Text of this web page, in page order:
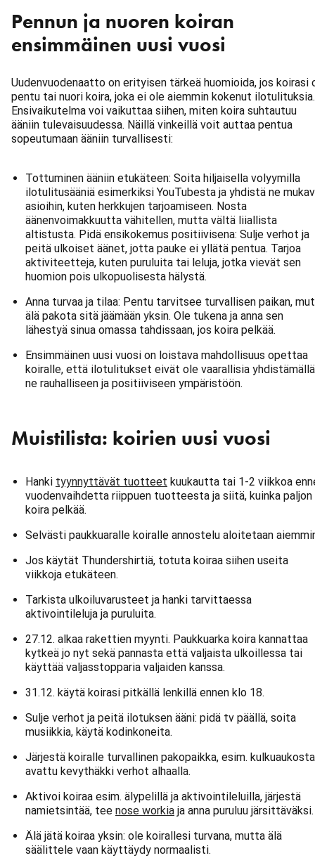
Pennun ja nuoren koiran
ensimmäinen uusi vuosi
Uudenvuodenaatto on erityisen tärkeä huomioida, jos koirasi
pentu tai nuori koira, joka ei ole aiemmin kokenut ilotulituksia.
Ensivaikutelma voi vaikuttaa siihen, miten koira suhtautuu
ääniin tulevaisuudessa. Näillä vinkeillä voit auttaa pentua
sopeutumaan ääniin turvallisesti:
Tottuminen ääniin etukäteen: Soita hiljaisella volyymilla
ilotulitusääniä esimerkiksi YouTubesta ja yhdistä ne
asioihin, kuten herkkujen tarjoamiseen. Nosta
äänenvoimakkuutta vähitellen, mutta vältä liiallista
altistusta. Pidä ensikokemus positiivisena: Sulje verhot ja
peitä ulkoiset äänet, jotta pauke ei yllätä pentua. Tarjoa
aktiviteetteja, kuten puruluita tai leluja, jotka vievät sen
huomion pois ulkopuolisesta hälystä.
Anna turvaa ja tilaa: Pentu tarvitsee turvallisen paikan,
älä pakota sitä jäämään yksin. Ole tukena ja anna sen
lähestyä sinua omassa tahdissaan, jos koira pelkää.
Ensimmäinen uusi vuosi on loistava mahdollisuus opettaa
koiralle, että ilotulitukset eivät ole vaarallisia yhdistämällä
ne rauhalliseen ja positiiviseen ympäristöön.
Muistilista: koirien uusi vuosi
Hanki tyynnyttävät tuotteet kuukautta tai 1-2 viikkoa
vuodenvaihdetta riippuen tuotteesta ja siitä, kuinka paljon
koira pelkää.
Selvästi paukkuaralle koiralle annostelu aloitetaan
Jos käytät Thundershirtiä, totuta koiraa siihen useita
viikkoja etukäteen.
Tarkista ulkoiluvarusteet ja hanki tarvittaessa
aktivointileluja ja puruluita.
27.12. alkaa rakettien myynti. Paukkuarka koira kannattaa
kytkeä jo nyt sekä pannasta että valjaista ulkoillessa tai
käyttää valjasstopparia valjaiden kanssa.
31.12. käytä koirasi pitkällä lenkillä ennen klo 18.
Sulje verhot ja peitä ilotuksen ääni: pidä tv päällä, soita
musiikkia, käytä kodinkoneita.
Järjestä koiralle turvallinen pakopaikka, esim.
avattu kevythäkki verhot alhaalla.
Aktivoi koiraa esim. älypelillä ja aktivointileluilla, järjestä
namietsintää, tee nose workia ja anna puruluu järsittäväksi.
Älä jätä koiraa yksin: ole koirallesi turvana, mutta älä
säälittele vaan käyttäydy normaalisti.